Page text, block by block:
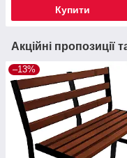
Купити
Акційні пропозиції
–13%